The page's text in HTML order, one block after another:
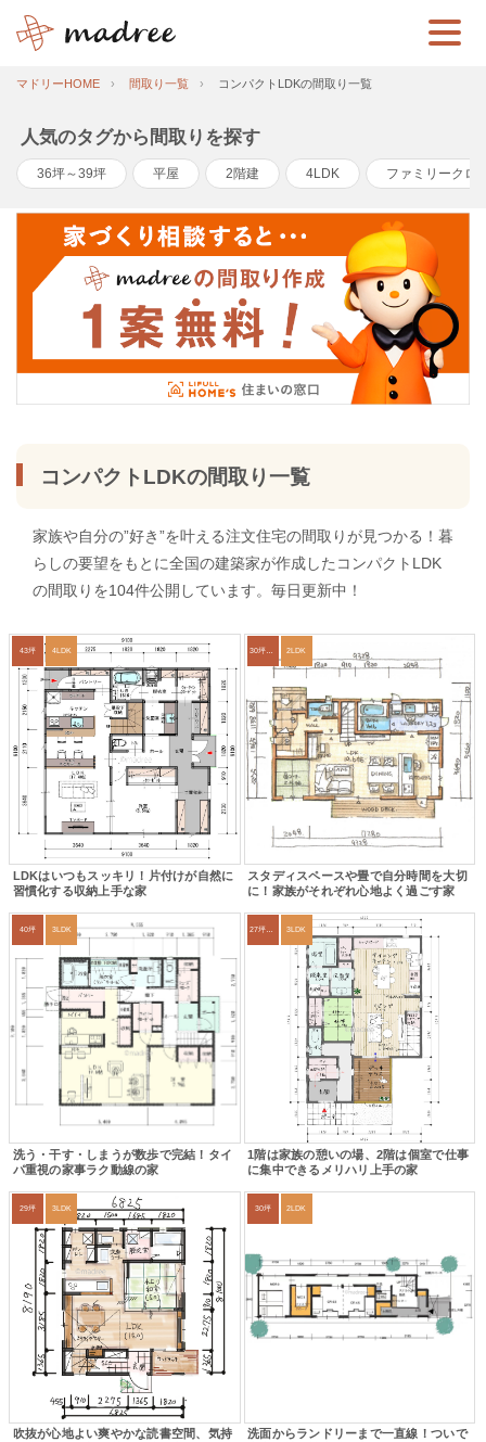
マドリーHOME 間取り一覧 コンパクトLDKの間取り一覧
人気のタグから間取りを探す
36坪～39坪 平屋 2階建 4LDK ファミリークロ
コンパクトLDKの間取り一覧
家族や自分の”好き”を叶える注文住宅の間取りが見つかる！暮
らしの要望をもとに全国の建築家が作成したコンパクトLDK
の間取りを104件公開しています。毎日更新中！
43坪 4LDK
LDKはいつもスッキリ！片付けが自然に
習慣化する収納上手な家
30坪～33坪 2LDK
スタディスペースや畳で自分時間を大切
に！家族がそれぞれ心地よく過ごす家
40坪 3LDK
洗う・干す・しまうが数歩で完結！タイ
パ重視の家事ラク動線の家
27坪〜30坪 3LDK
1階は家族の憩いの場、2階は個室で仕事
に集中できるメリハリ上手の家
29坪 3LDK
吹抜が心地よい爽やかな読書空間、気持
30坪 2LDK
洗面からランドリーまで一直線！ついで